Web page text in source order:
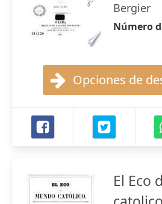
Bergier
Número
Opciones de
El Eco